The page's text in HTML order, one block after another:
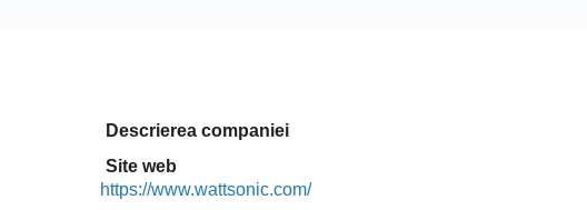
Descrierea companiei
Site web
https://www.wattsonic.com/